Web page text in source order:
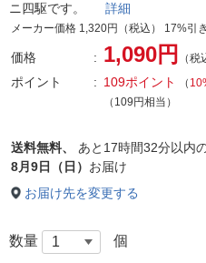
ニ四駆です。 詳細
メーカー価格 1,320円（税込） 17%引
価格 1,090円 （税
ポイント 109ポイント （
（109円相当）
送料無料、 あと 17時間32分以内
8月9日（日） お届け
お届け先を変更する
数量 個